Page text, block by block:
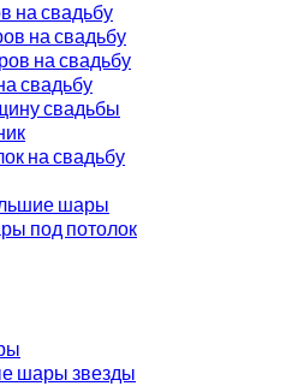
на свадьбу
на свадьбу
на свадьбу
свадьбу
свадьбы
на свадьбу
шары
под потолок
шары звезды